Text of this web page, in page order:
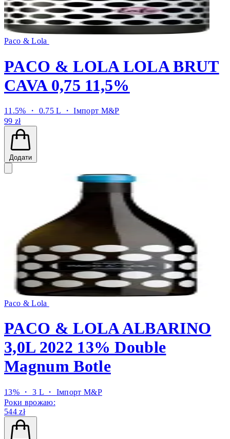
Paco & Lola
PACO & LOLA LOLA BRUT
CAVA 0,75 11,5%
11.5% ・ 0.75 L ・Імпорт M&P
99 zł
Додати
Paco & Lola
PACO & LOLA ALBARINO
3,0L 2022 13% Double
Magnum Botle
13% ・ 3 L ・ Імпорт M&P
Роки врожаю:
544 zł